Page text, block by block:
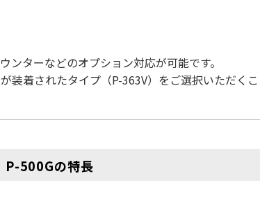
ンターなどのオプション対応が可能です。
装着されたタイプ（P-363V）をご選択いただくこ
P-500Gの特長